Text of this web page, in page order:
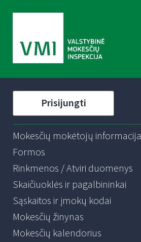
Prisijungti
Mokesčių mokėtojų informacija
Formos
Rinkmenos / Atviri duomenys
Skaičiuoklės ir pagalbininkai
Sąskaitos ir įmokų kodai
Mokesčių žinynas
Mokesčių kalendorius